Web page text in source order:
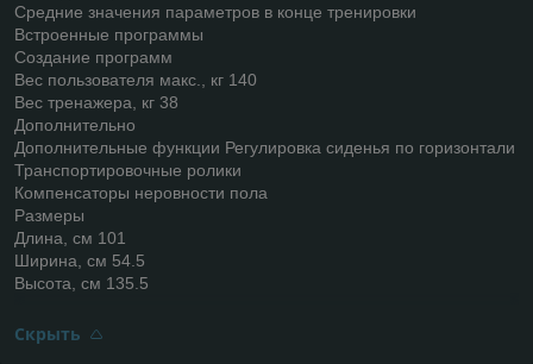
Средние значения параметров в конце тренировки
Встроенные программы
Создание программ
Вес пользователя макс., кг 140
Вес тренажера, кг 38
Дополнительно
Дополнительные функции Регулировка сиденья по горизонтали
Транспортировочные ролики
Компенсаторы неровности пола
Размеры
Длина, см 101
Ширина, см 54.5
Высота, см 135.5
Скрыть